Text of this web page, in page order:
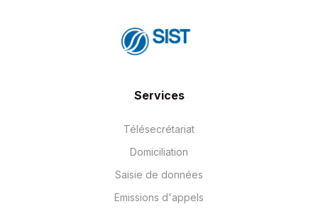
Services
Télésecrétariat
Domiciliation
Saisie de données
Emissions d'appels